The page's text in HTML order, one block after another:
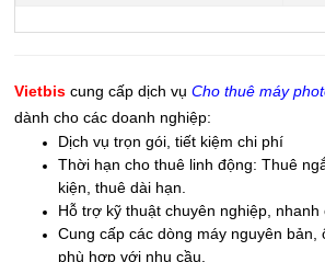
Vietbis cung cấp dịch vụ Cho thuê máy
dành cho các doanh nghiệp:
Dịch vụ trọn gói, tiết kiệm chi phí
Thời hạn cho thuê linh động: Thuê
kiện, thuê dài hạn.
Hỗ trợ kỹ thuật chuyên nghiệp, nhanh
Cung cấp các dòng máy nguyên bản,
phù hợp với nhu cầu.